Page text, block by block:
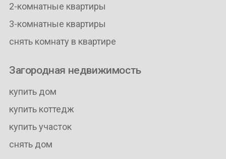
2-комнатные квартиры
3-комнатные квартиры
снять комнату в квартире
Загородная недвижимость
купить дом
купить коттедж
купить участок
снять дом